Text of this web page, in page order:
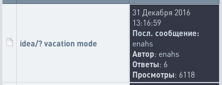
idea/? vacation mode
31 Декабря 2016
13:16:59
Посл. сообщение:
enahs
Автор: enahs
Ответы: 6
Просмотры: 6118